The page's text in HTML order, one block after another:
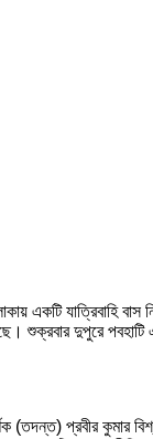
একটি যাত্রিবাহি বাস
দুপুরে পবহাটি
(তদন্ত) প্রবীর কুমার